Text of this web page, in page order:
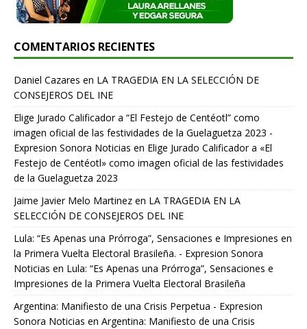
COMENTARIOS RECIENTES
Daniel Cazares en LA TRAGEDIA EN LA SELECCIÓN DE
CONSEJEROS DEL INE
Elige Jurado Calificador a “El Festejo de Centéotl” como
imagen oficial de las festividades de la Guelaguetza 2023 -
Expresion Sonora Noticias en Elige Jurado Calificador a «El
Festejo de Centéotl» como imagen oficial de las festividades
de la Guelaguetza 2023
Jaime Javier Melo Martinez en LA TRAGEDIA EN LA
SELECCIÓN DE CONSEJEROS DEL INE
Lula: “Es Apenas una Prórroga”, Sensaciones e Impresiones en
la Primera Vuelta Electoral Brasileña. - Expresion Sonora
Noticias en Lula: “Es Apenas una Prórroga”, Sensaciones e
Impresiones de la Primera Vuelta Electoral Brasileña
Argentina: Manifiesto de una Crisis Perpetua - Expresion
Sonora Noticias en Argentina: Manifiesto de una Crisis